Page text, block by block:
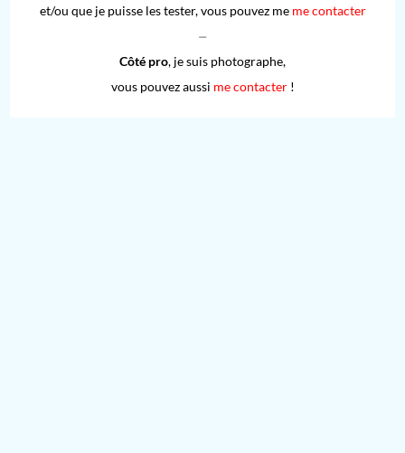
et/ou que je puisse les tester, vous pouvez me me contacter
⏤
Côté pro, je suis photographe,
vous pouvez aussi me contacter!